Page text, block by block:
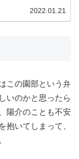
2022.01.21
この園部という弁
いのかと思ったら
陽介のことも不安
抱いてしまって、